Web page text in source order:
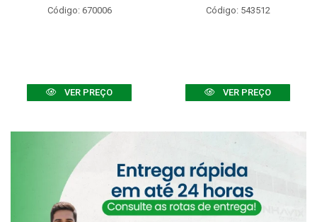
Código: 670006
VER PREÇO
Código: 543512
VER PREÇO